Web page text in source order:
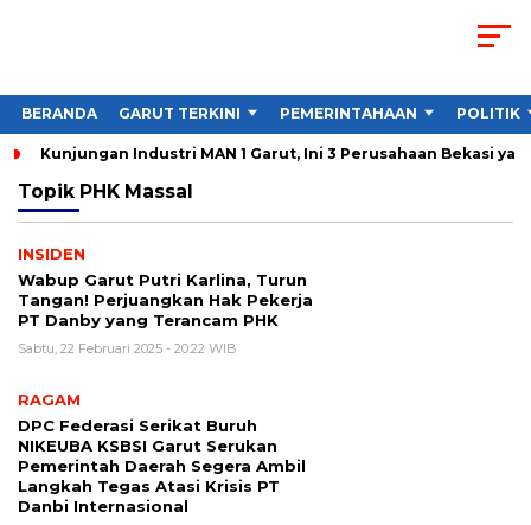
BERANDA GARUT TERKINI PEMERINTAHAAN POLITIK
Kunjungan Industri MAN 1 Garut, Ini 3 Perusahaan Bekasi
Topik PHK Massal
INSIDEN
Wabup Garut Putri Karlina, Turun
Tangan! Perjuangkan Hak Pekerja
PT Danby yang Terancam PHK
Sabtu, 22 Februari 2025 - 20:22 WIB
RAGAM
DPC Federasi Serikat Buruh
NIKEUBA KSBSI Garut Serukan
Pemerintah Daerah Segera Ambil
Langkah Tegas Atasi Krisis PT
Danbi Internasional